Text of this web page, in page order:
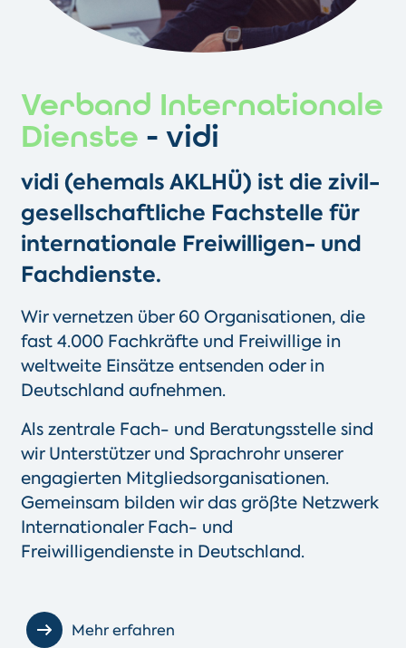
Verband Internationale
Dienste - vidi
vidi (ehemals AKLHÜ) ist die zivil­­
gesellschaftliche Fachstelle für
inter­nationale Freiwilligen- und
Fachdienste.
Wir vernetzen über 60 Organisationen, die
fast 4.000 Fachkräfte und Freiwillige in
weltweite Einsätze entsenden oder in
Deutschland aufnehmen.
Als zentrale Fach- und Beratungsstelle sind
wir Unterstützer und Sprachrohr unserer
engagierten Mitgliedsorganisationen.
Gemeinsam bilden wir das größte Netzwerk
Internationaler Fach- und
Freiwilligendienste in Deutschland.
Mehr erfahren